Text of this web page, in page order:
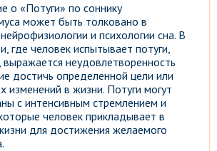
о «Потуги» по соннику
может быть толковано в
и психологии сна. В
где человек испытывает потуги,
неудовлетворенность
достичь определенной цели или
изменений в жизни. Потуги могут
с интенсивным стремлением и
человек прикладывает в
для достижения желаемого